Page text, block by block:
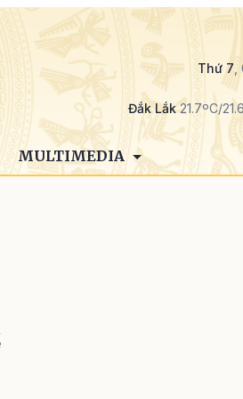
Thứ 7,
Đắk Lắk21.7ºC/
MULTIMEDIA